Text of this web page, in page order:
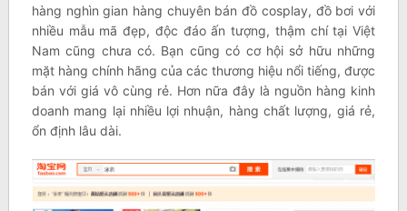
hàng nghìn gian hàng chuyên bán đồ cosplay, đồ bơi với
nhiều mẫu mã đẹp, độc đáo ấn tượng, thậm chí tại Việt
Nam cũng chưa có. Bạn cũng có cơ hội sở hữu những
mặt hàng chính hãng của các thương hiệu nổi tiếng, được
bán với giá vô cùng rẻ. Hơn nữa đây là nguồn hàng kinh
doanh mang lại nhiều lợi nhuận, hàng chất lượng, giá rẻ,
ổn định lâu dài.